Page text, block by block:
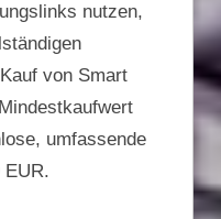
nutzen,
von Smart
umfassende
EUR.